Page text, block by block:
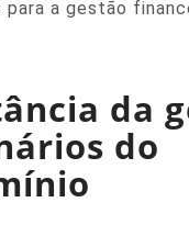
a gestão
da
do